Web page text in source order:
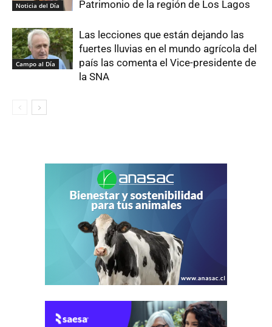
Noticia del Día
Patrimonio de la región de Los Lagos
Campo al Día
Las lecciones que están dejando las
fuertes lluvias en el mundo agrícola del
país las comenta el Vice-presidente de
la SNA